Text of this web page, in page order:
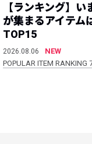
【ランキング】
が集まるアイテム
TOP15
2026.08.06
NEW
POPULAR ITEM